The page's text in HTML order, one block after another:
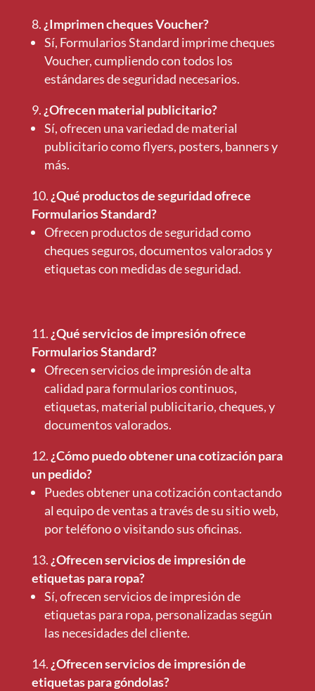
¿Imprimen cheques Voucher?
Sí, Formularios Standard imprime cheques
Voucher, cumpliendo con todos los
estándares de seguridad necesarios.
¿Ofrecen material publicitario?
Sí, ofrecen una variedad de material
publicitario como flyers, posters, banners y
más.
¿Qué productos de seguridad ofrece
Formularios Standard?
Ofrecen productos de seguridad como
cheques seguros, documentos valorados y
etiquetas con medidas de seguridad.
¿Qué servicios de impresión ofrece
Formularios Standard?
Ofrecen servicios de impresión de alta
calidad para formularios continuos,
etiquetas, material publicitario, cheques, y
documentos valorados.
¿Cómo puedo obtener una cotización para
un pedido?
Puedes obtener una cotización contactando
al equipo de ventas a través de su sitio web,
por teléfono o visitando sus oficinas.
¿Ofrecen servicios de impresión de
etiquetas para ropa?
Sí, ofrecen servicios de impresión de
etiquetas para ropa, personalizadas según
las necesidades del cliente.
¿Ofrecen servicios de impresión de
etiquetas para góndolas?